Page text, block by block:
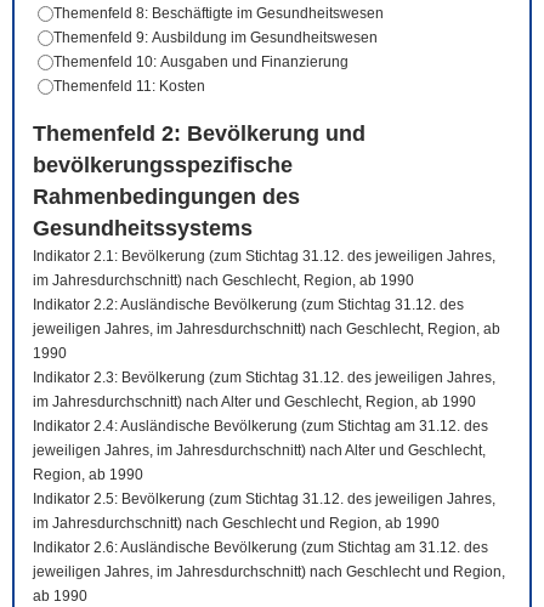
Themenfeld 8: Beschäftigte im Gesundheitswesen
Themenfeld 9: Ausbildung im Gesundheitswesen
Themenfeld 10: Ausgaben und Finanzierung
Themenfeld 11: Kosten
Themenfeld 2: Bevölkerung und
bevölkerungsspezifische
Rahmenbedingungen des
Gesundheitssystems
Indikator 2.1: Bevölkerung (zum Stichtag 31.12. des jeweiligen Jahres,
im Jahresdurchschnitt) nach Geschlecht, Region, ab 1990
Indikator 2.2: Ausländische Bevölkerung (zum Stichtag 31.12. des
jeweiligen Jahres, im Jahresdurchschnitt) nach Geschlecht, Region, ab
1990
Indikator 2.3: Bevölkerung (zum Stichtag 31.12. des jeweiligen Jahres,
im Jahresdurchschnitt) nach Alter und Geschlecht, Region, ab 1990
Indikator 2.4: Ausländische Bevölkerung (zum Stichtag am 31.12. des
jeweiligen Jahres, im Jahresdurchschnitt) nach Alter und Geschlecht,
Region, ab 1990
Indikator 2.5: Bevölkerung (zum Stichtag 31.12. des jeweiligen Jahres,
im Jahresdurchschnitt) nach Geschlecht und Region, ab 1990
Indikator 2.6: Ausländische Bevölkerung (zum Stichtag am 31.12. des
jeweiligen Jahres, im Jahresdurchschnitt) nach Geschlecht und Region,
ab 1990